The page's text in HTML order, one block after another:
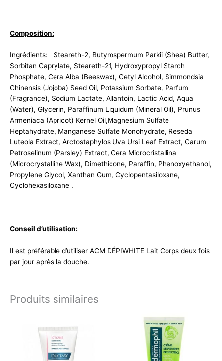
Composition:
Ingrédients: Steareth-2, Butyrospermum Parkii (Shea) Butter,
Sorbitan Caprylate, Steareth-21, Hydroxypropyl Starch
Phosphate, Cera Alba (Beeswax), Cetyl Alcohol, Simmondsia
Chinensis (Jojoba) Seed Oil, Potassium Sorbate, Parfum
(Fragrance), Sodium Lactate, Allantoin, Lactic Acid, Aqua
(Water), Glycerin, Paraffinum Liquidum (Mineral Oil), Prunus
Armeniaca (Apricot) Kernel Oil,Magnesium Sulfate
Heptahydrate, Manganese Sulfate Monohydrate, Reseda
Luteola Extract, Arctostaphylos Uva Ursi Leaf Extract, Carum
Petroselinum (Parsley) Extract, Cera Microcristallina
(Microcrystalline Wax), Dimethicone, Paraffin, Phenoxyethanol,
Propylene Glycol, Xanthan Gum, Cyclopentasiloxane,
Cyclohexasiloxane .
Conseil d’utilisation:
Il est préférable d’utiliser ACM DÉPIWHITE Lait Corps deux fois
par jour après la douche.
Produits similaires